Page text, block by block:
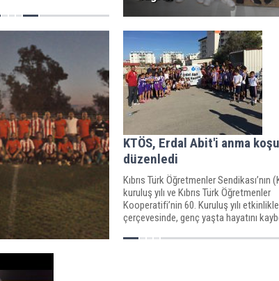
KTÖS, Erdal Abit'i anma
düzenledi
Kıbrıs Türk Öğretmenler Sendikası’nın
kuruluş yılı ve Kıbrıs Türk Öğretmenler
Kooperatifi’nin 60. Kuruluş yılı
çerçevesinde, genç yaşta hayatını
düzenlendi.